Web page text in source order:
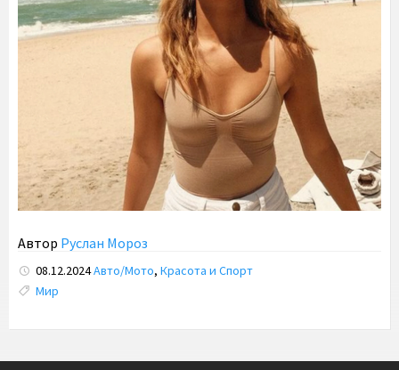
Автор Руслан Мороз
08.12.2024Авто/Мото, Красота и Спорт
Tags:
Мир